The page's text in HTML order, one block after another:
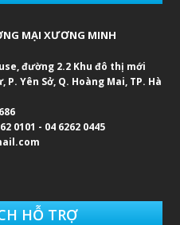
MẠI XƯƠNG MINH
đường 2.2 Khu đô thị mới
Yên Sở, Q. Hoàng Mai, TP. Hà
0101 - 04 6262 0445
HỖ TRỢ